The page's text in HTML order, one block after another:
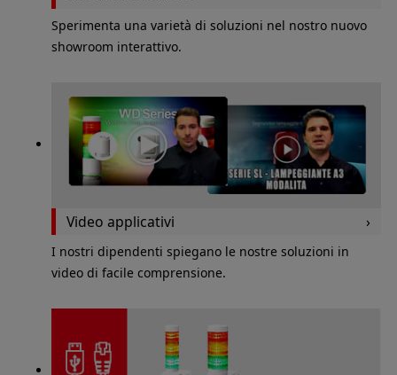
Sperimenta una varietà di soluzioni nel nostro nuovo
showroom interattivo.
Video applicativi
I nostri dipendenti spiegano le nostre soluzioni in
video di facile comprensione.